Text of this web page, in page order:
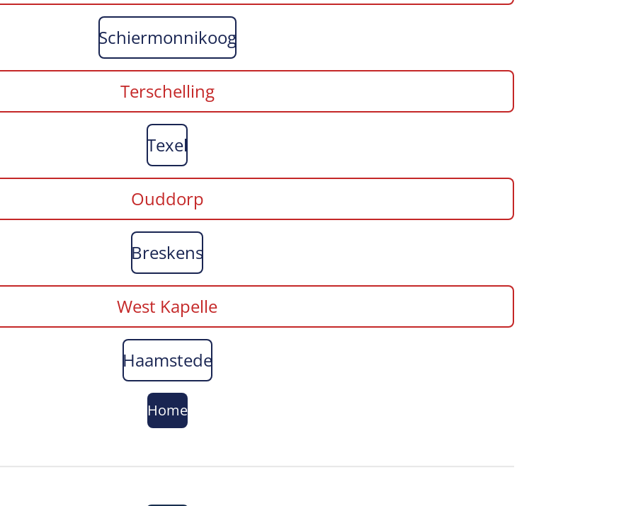
Schiermonnikoog
Terschelling
Texel
Ouddorp
Breskens
West Kapelle
Haamstede
Home